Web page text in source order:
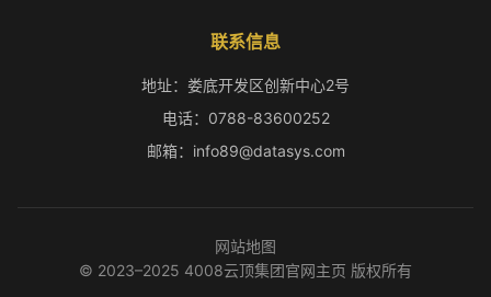
联系信息
地址：娄底开发区创新中心2号
电话：0788-83600252
邮箱：info89@datasys.com
网站地图
© 2023–2025 4008云顶集团官网主页 版权所有